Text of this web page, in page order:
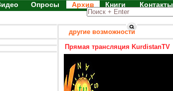
Опросы Архив Книги Контакты
другие возможности
Прямая трансляция KurdistanTV